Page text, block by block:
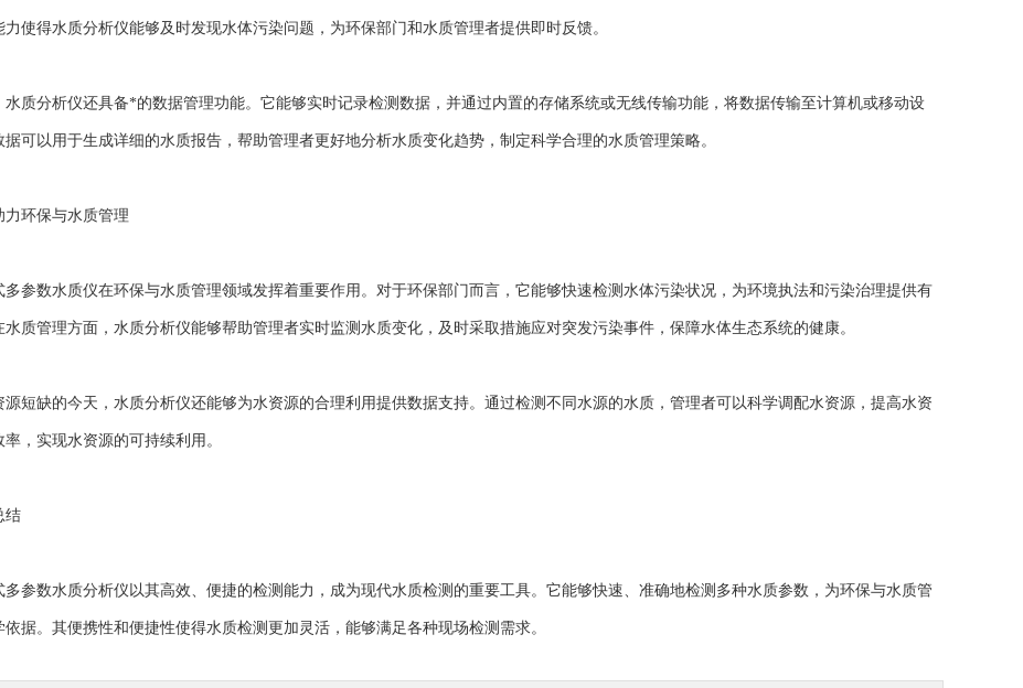
力使得水质分析仪能够及时发现水体污染问题，为环保部门和水质管理者提供即时反馈。
分析仪还具备*的数据管理功能。它能够实时记录检测数据，并通过内置的存储系统或无线传输功能，将数据传输至计算机或移动设
据可以用于生成详细的水质报告，帮助管理者更好地分析水质变化趋势，制定科学合理的水质管理策略。
环保与水质管理
数水质仪在环保与水质管理领域发挥着重要作用。对于环保部门而言，它能够快速检测水体污染状况，为环境执法和污染治理提供有
水质管理方面，水质分析仪能够帮助管理者实时监测水质变化，及时采取措施应对突发污染事件，保障水体生态系统的健康。
缺的今天，水质分析仪还能够为水资源的合理利用提供数据支持。通过检测不同水源的水质，管理者可以科学调配水资源，提高水资
，实现水资源的可持续利用。
数水质分析仪以其高效、便捷的检测能力，成为现代水质检测的重要工具。它能够快速、准确地检测多种水质参数，为环保与水质管
依据。其便携性和便捷性使得水质检测更加灵活，能够满足各种现场检测需求。